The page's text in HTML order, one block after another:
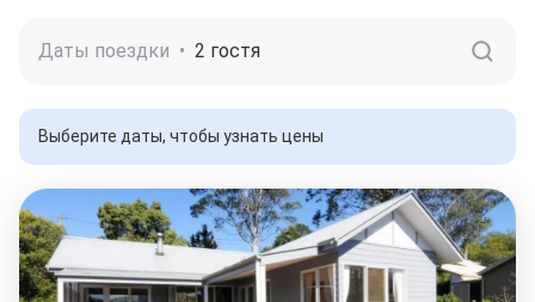
Даты поездки • 2 гостя
Выберите даты, чтобы узнать цены